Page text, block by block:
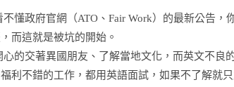
不懂政府官網（ATO、Fair Work）的最新公告
而這就是被坑的開始。
心的交著異國朋友、了解當地文化，而英文不良
利不錯的工作，都用英語面試，如果不了解就只